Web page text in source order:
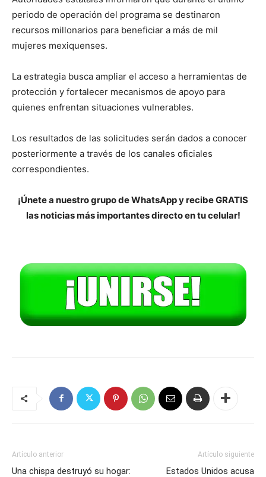
periodo de operación del programa se destinaron
recursos millonarios para beneficiar a más de mil
mujeres mexiquenses.
La estrategia busca ampliar el acceso a herramientas de
protección y fortalecer mecanismos de apoyo para
quienes enfrentan situaciones vulnerables.
Los resultados de las solicitudes serán dados a conocer
posteriormente a través de los canales oficiales
correspondientes.
¡Únete a nuestro grupo de WhatsApp y recibe GRATIS
las noticias más importantes directo en tu celular!
Artículo anterior
Una chispa destruyó su hogar:
Artículo siguiente
Estados Unidos acusa